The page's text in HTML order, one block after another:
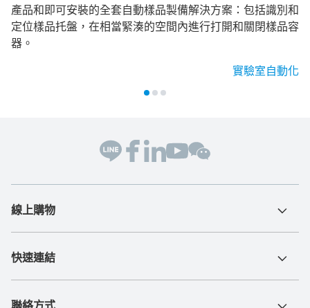
產品和即可安裝的全套自動樣品製備解決方案：包括識別和
定位樣品托盤，在相當緊湊的空間內進行打開和關閉樣品容
器。
實驗室自動化
線上購物
快速連結